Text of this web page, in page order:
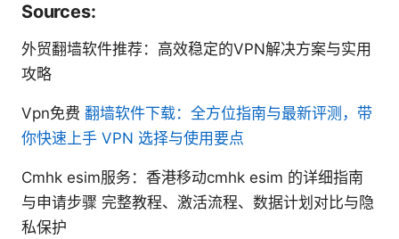
Sources:
外贸翻墙软件推荐：高效稳定的VPN解决方案与实用
攻略
Vpn免费 翻墙软件下载：全方位指南与最新评测，带
你快速上手 VPN 选择与使用要点
Cmhk esim服务：香港移动cmhk esim 的详细指南
与申请步骤 完整教程、激活流程、数据计划对比与隐
私保护